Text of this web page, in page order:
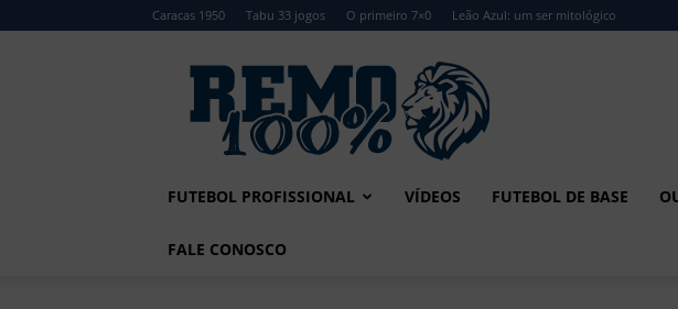
Caracas 1950 Tabu 33 jogos O primeiro 7×0 Leão Azul: um ser mitológico
Remo
FUTEBOL PROFISSIONAL VÍDEOS FUTEBOL DE BASE
FALE CONOSCO